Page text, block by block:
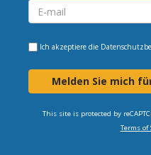
Ich akzeptiere die
Melden Sie mich
This site is protected by
Terms of